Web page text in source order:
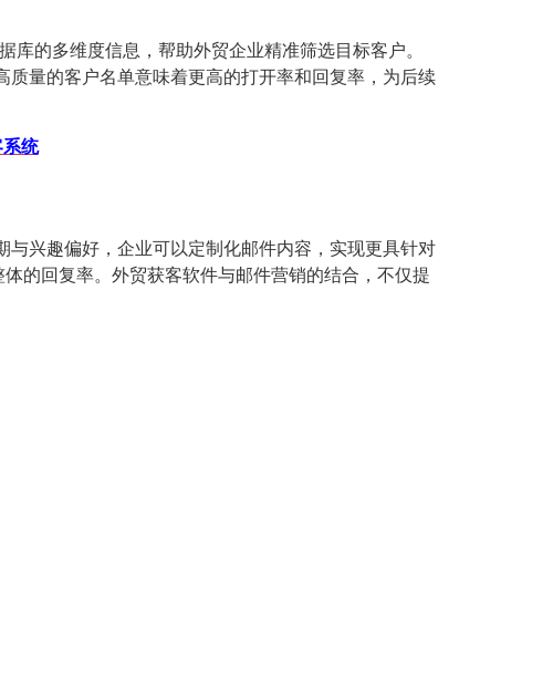
的多维度信息，帮助外贸企业精准筛选目标客户。
量的客户名单意味着更高的打开率和回复率，为后续
统
兴趣偏好，企业可以定制化邮件内容，实现更具针对
的回复率。外贸获客软件与邮件营销的结合，不仅提